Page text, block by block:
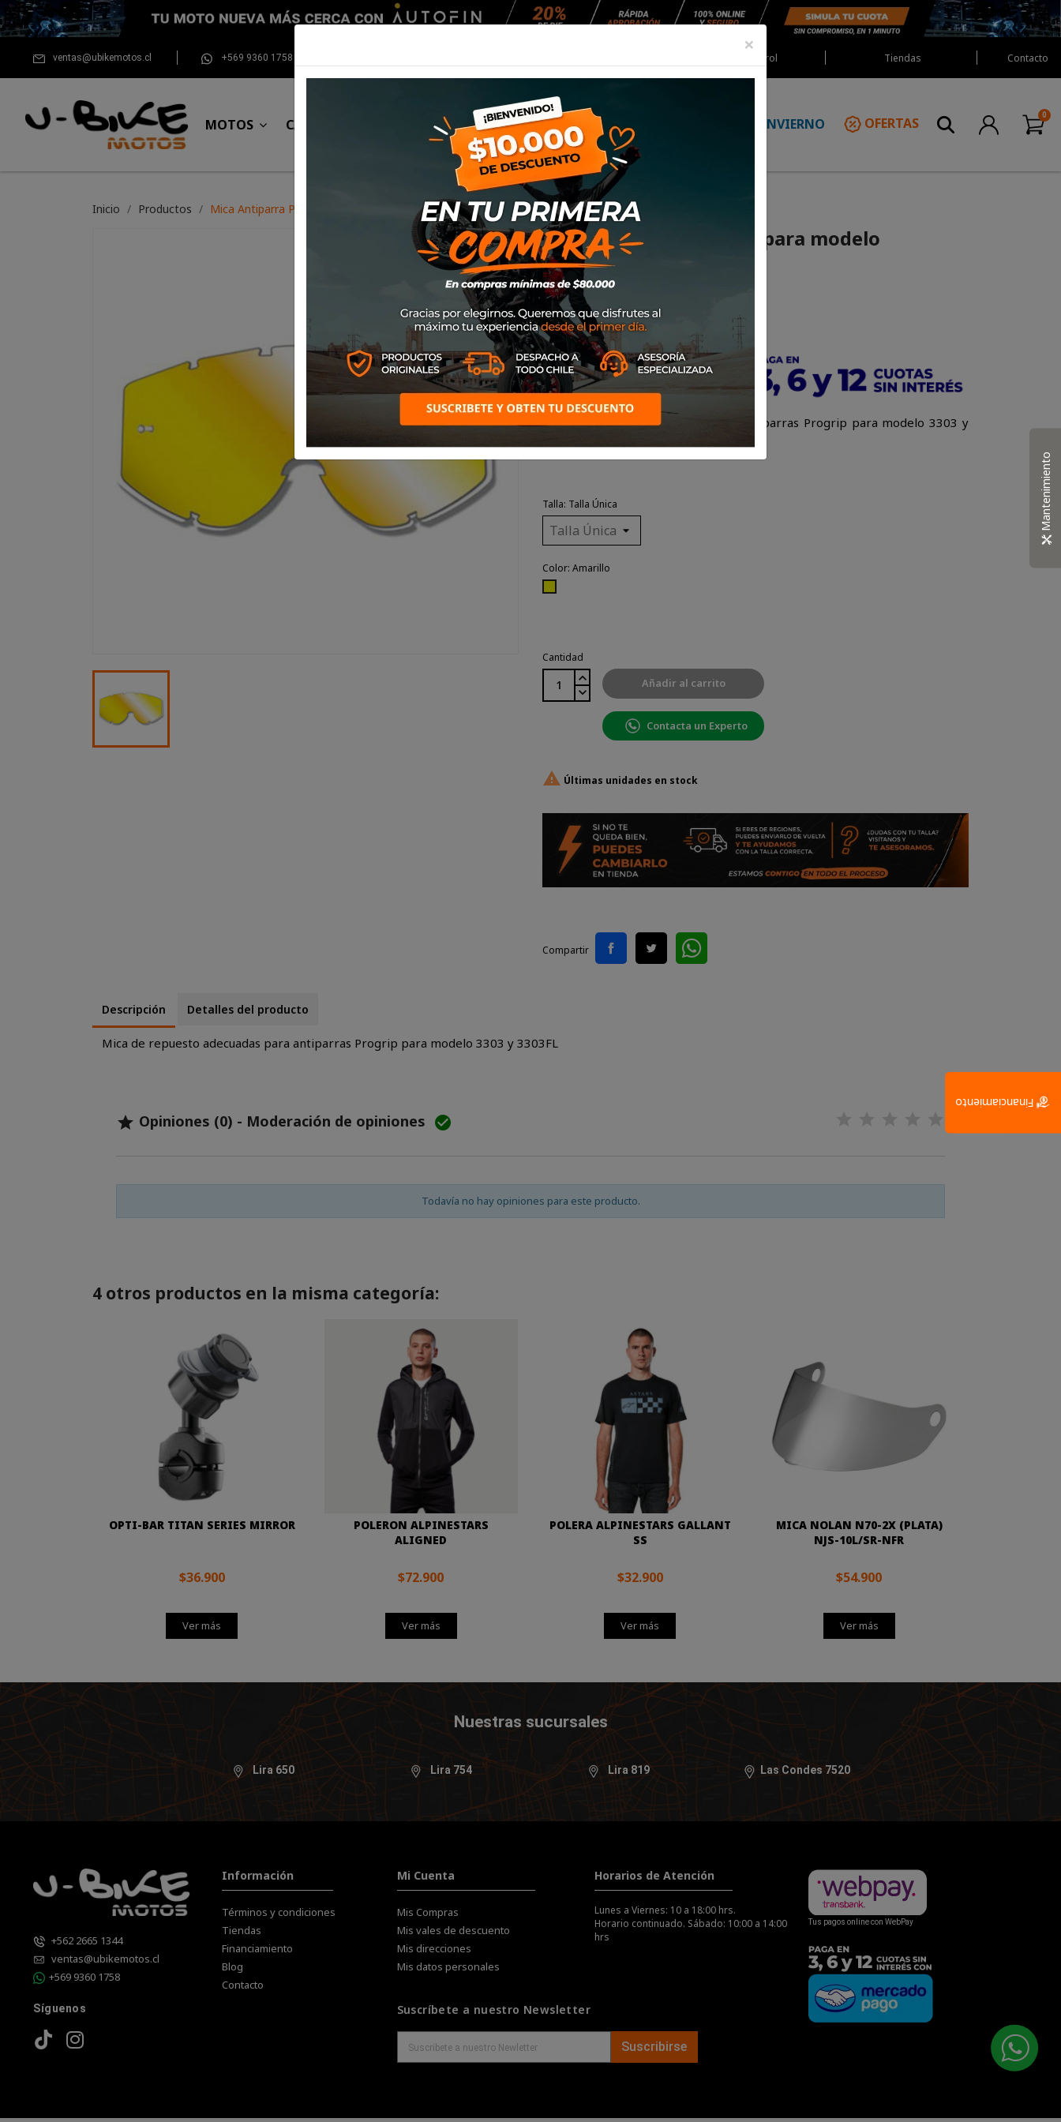
ventas@ubikemotos.cl +569 9360 1758 Red Castrol Tiendas Contacto
MOTOS CASCOS EQUIPAMIENTO NEUMÁTICOS MANTENCIÓN INVIERNO OFERTAS
Inicio Productos Mica Antiparra Progrip para modelo 3303/3303FL (Amarillo)
Mica Antiparra Progrip para modelo
3303/3303FL (Amarillo)
SKU17-1016
$26.900
Mica de repuesto adecuadas para antiparras Progrip para modelo 3303 y
Talla: Talla Única
Color: Amarillo
Cantidad
Añadir al carrito
Contacta un Experto
 Últimas unidades en stock
Compartir
Descripción Detalles del producto
Mica de repuesto adecuadas para antiparras Progrip para modelo 3303 y 3303FL
 Opiniones (0) - Moderación de opiniones 
Todavía no hay opiniones para este producto.
4 otros productos en la misma categoría:
OPTI-BAR TITAN SERIES MIRROR
$36.900
Ver más
POLERON ALPINESTARS
ALIGNED
$72.900
Ver más
POLERA ALPINESTARS GALLANT
SS
$32.900
Ver más
MICA NOLAN N70-2X (PLATA)
NJS-10L/SR-NFR
$54.900
Ver más
Nuestras sucursales
Lira 650 Lira 754 Lira 819 Las Condes 7520
+562 2665 1344
ventas@ubikemotos.cl
+569 9360 1758
Síguenos
Información
Términos y condiciones
Tiendas
Financiamiento
Blog
Contacto
Mi Cuenta
Mis Compras
Mis vales de descuento
Mis direcciones
Mis datos personales
Horarios de Atención
Lunes a Viernes: 10 a 18:00 hrs.
Horario continuado. Sábado: 10:00 a 14:00
hrs
Suscríbete a nuestro Newsletter
Suscribirse
Tus pagos online con WebPay
×
Mantenimiento
Financiamiento